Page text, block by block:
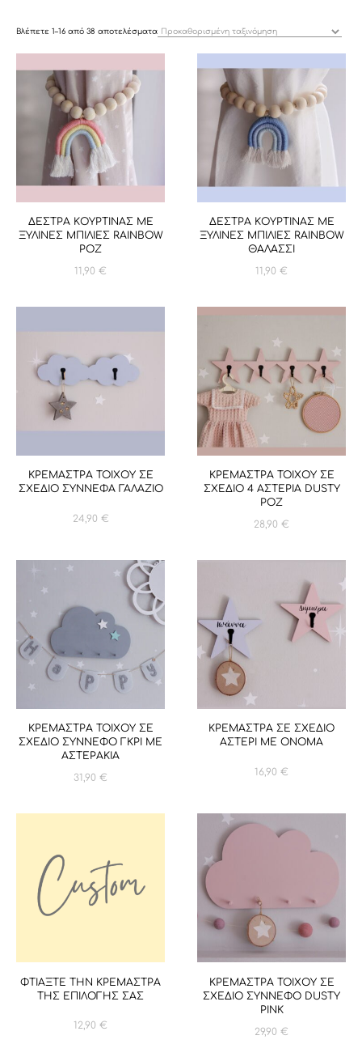
Βλέπετε 1–16 από 38 αποτελέσματα
ΔΕΣΤΡΑ ΚΟΥΡΤΙΝΑΣ ΜΕ
ΞΥΛΙΝΕΣ ΜΠΙΛΙΕΣ RAINBOW
ΡΟΖ
11,90 €
ΔΕΣΤΡΑ ΚΟΥΡΤΙΝΑΣ ΜΕ
ΞΥΛΙΝΕΣ ΜΠΙΛΙΕΣ RAINBOW
ΘΑΛΑΣΣΙ
11,90 €
ΚΡΕΜΑΣΤΡΑ ΤΟΙΧΟΥ ΣΕ
ΣΧΕΔΙΟ ΣΥΝΝΕΦΑ ΓΑΛΑΖΙΟ
24,90 €
ΚΡΕΜΑΣΤΡΑ ΤΟΙΧΟΥ ΣΕ
ΣΧΕΔΙΟ 4 ΑΣΤΕΡΙΑ DUSTY
ΡΟΖ
28,90 €
ΚΡΕΜΑΣΤΡΑ ΤΟΙΧΟΥ ΣΕ
ΣΧΕΔΙΟ ΣΥΝΝΕΦΟ ΓΚΡΙ ΜΕ
ΑΣΤΕΡΑΚΙΑ
31,90 €
ΚΡΕΜΑΣΤΡΑ ΣΕ ΣΧΕΔΙΟ
ΑΣΤΕΡΙ ΜΕ ΟΝΟΜΑ
16,90 €
ΦΤΙΑΞΤΕ ΤΗΝ ΚΡΕΜΑΣΤΡΑ
ΤΗΣ ΕΠΙΛΟΓΗΣ ΣΑΣ
12,90 €
ΚΡΕΜΑΣΤΡΑ ΤΟΙΧΟΥ ΣΕ
ΣΧΕΔΙΟ ΣΥΝΝΕΦΟ DUSTY
PINK
29,90 €